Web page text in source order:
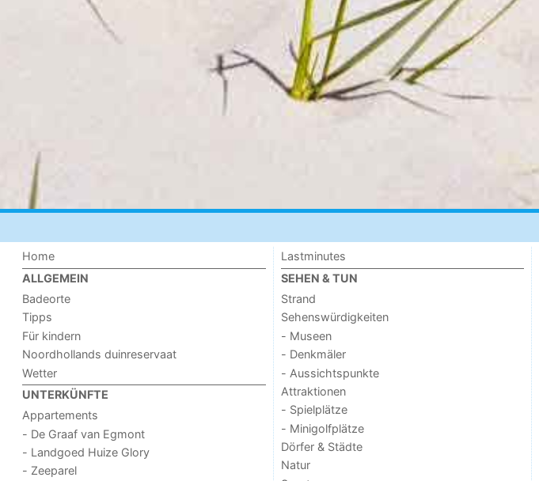
Home
ALLGEMEIN
Badeorte
Tipps
Für kindern
Noordhollands duinreservaat
Wetter
UNTERKÜNFTE
Appartements
- De Graaf van Egmont
- Landgoed Huize Glory
- Zeeparel
Lastminutes
SEHEN & TUN
Strand
Sehenswürdigkeiten
- Museen
- Denkmäler
- Aussichtspunkte
Attraktionen
- Spielplätze
- Minigolfplätze
Dörfer & Städte
Natur